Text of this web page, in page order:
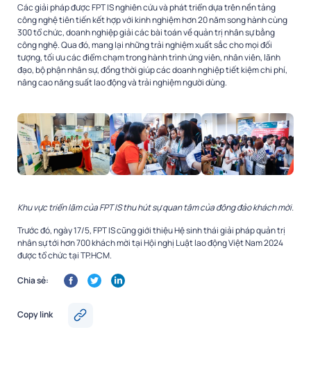
Các giải pháp được FPT IS nghiên cứu và phát triển dựa trên nền tảng
công nghệ tiên tiến kết hợp với kinh nghiệm hơn 20 năm song hành cùng
300 tổ chức, doanh nghiệp giải các bài toán về quản trị nhân sự bằng
công nghệ. Qua đó, mang lại những trải nghiệm xuất sắc cho mọi đối
tượng, tối ưu các điểm chạm trong hành trình ứng viên, nhân viên, lãnh
đạo, bộ phận nhân sự, đồng thời giúp các doanh nghiệp tiết kiệm chi phí,
nâng cao năng suất lao động và trải nghiệm người dùng.
Khu vực triển lãm của FPT IS thu hút sự quan tâm của đông đảo khách mời.
Trước đó, ngày 17/5, FPT IS cũng giới thiệu Hệ sinh thái giải pháp quản trị
nhân sự tới hơn 700 khách mời tại Hội nghị Luật lao động Việt Nam 2024
được tổ chức tại TP.HCM.
Chia sẻ:
Copy link